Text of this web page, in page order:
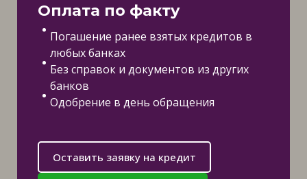
Оплата по факту
Погашение ранее взятых кредитов в
любых банках
Без справок и документов из других
банков
Одобрение в день обращения
Оставить заявку на кредит